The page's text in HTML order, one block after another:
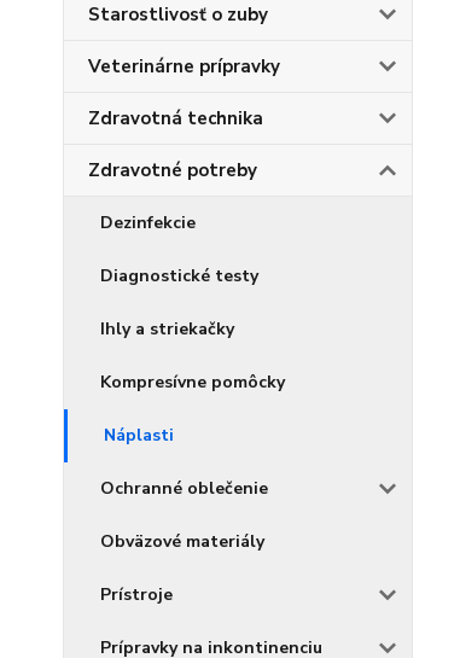
Starostlivosť o zuby
Veterinárne prípravky
Zdravotná technika
Zdravotné potreby
Dezinfekcie
Diagnostické testy
Ihly a striekačky
Kompresívne pomôcky
Náplasti
Ochranné oblečenie
Obväzové materiály
Prístroje
Prípravky na inkontinenciu